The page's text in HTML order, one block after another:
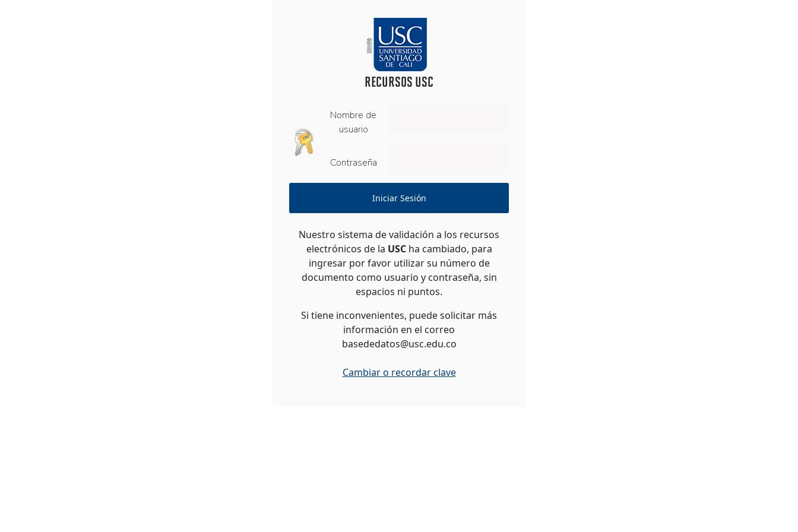
RECURSOS USC
Nombre de
usuario
Contraseña
Iniciar Sesión
Nuestro sistema de validación a los recursos
electrónicos de la USCha cambiado, para
ingresar por favor utilizar su número de
documento como usuario y contraseña, sin
espacios ni puntos.
Si tiene inconvenientes, puede solicitar más
información en el correo
basededatos@usc.edu.co
Cambiar o recordar clave